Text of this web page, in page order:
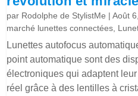
par Rodolphe de StylistMe |Août
marché lunettes connectées,
Lunettes autofocus
point automatique sont des
électroniques qui adaptent
réel grâce à des lentilles à